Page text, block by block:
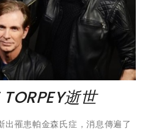
逝世
罹患帕金森氏症，消息傳遍了